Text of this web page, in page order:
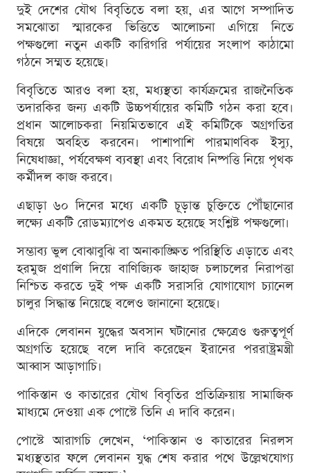
দুই দেশের যৌথ বিবৃতিতে বলা হয়, এর আগে সম্পাদিত
সমঝোতা স্মারকের ভিত্তিতে আলোচনা এগিয়ে নিতে
পক্ষগুলো নতুন একটি কারিগরি পর্যায়ের সংলাপ কাঠামো
গঠনে সম্মত হয়েছে।
বিবৃতিতে আরও বলা হয়, মধ্যস্থতা কার্যক্রমের রাজনৈতিক
তদারকির জন্য একটি উচ্চপর্যায়ের কমিটি গঠন করা হবে।
প্রধান আলোচকরা নিয়মিতভাবে এই কমিটিকে অগ্রগতির
বিষয়ে অবহিত করবেন। পাশাপাশি পারমাণবিক ইস্যু,
নিষেধাজ্ঞা, পর্যবেক্ষণ ব্যবস্থা এবং বিরোধ নিষ্পত্তি নিয়ে পৃথক
কর্মীদল কাজ করবে।
এছাড়া ৬০ দিনের মধ্যে একটি চূড়ান্ত চুক্তিতে পৌঁছানোর
লক্ষ্যে একটি রোডম্যাপেও একমত হয়েছে সংশ্লিষ্ট পক্ষগুলো।
সম্ভাব্য ভুল বোঝাবুঝি বা অনাকাঙ্ক্ষিত পরিস্থিতি এড়াতে এবং
হরমুজ প্রণালি দিয়ে বাণিজ্যিক জাহাজ চলাচলের নিরাপত্তা
নিশ্চিত করতে দুই পক্ষ একটি সরাসরি যোগাযোগ চ্যানেল
চালুর সিদ্ধান্ত নিয়েছে বলেও জানানো হয়েছে।
এদিকে লেবানন যুদ্ধের অবসান ঘটানোর ক্ষেত্রেও গুরুত্বপূর্ণ
অগ্রগতি হয়েছে বলে দাবি করেছেন ইরানের পররাষ্ট্রমন্ত্রী
আব্বাস আড়াগাচি।
পাকিস্তান ও কাতারের যৌথ বিবৃতির প্রতিক্রিয়ায় সামাজিক
মাধ্যমে দেওয়া এক পোস্টে তিনি এ দাবি করেন।
পোস্টে আরাগচি লেখেন, ‘পাকিস্তান ও কাতারের নিরলস
মধ্যস্থতার ফলে লেবানন যুদ্ধ শেষ করার পথে উল্লেখযোগ্য